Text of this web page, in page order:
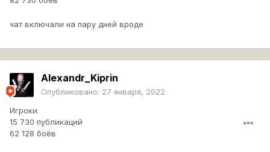
чат включали на пару дней вроде
Alexandr_Kiprin
Опубликовано: 27 января, 2022
Игроки
15 730 публикаций
62 128 боёв